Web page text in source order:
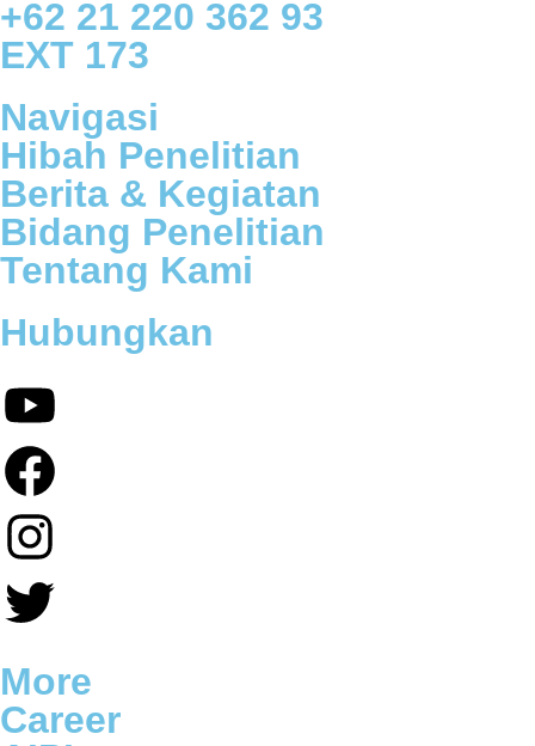
+62 21 220 362 93
EXT 173
Navigasi
Hibah Penelitian
Berita & Kegiatan
Bidang Penelitian
Tentang Kami
Hubungkan
More
Career